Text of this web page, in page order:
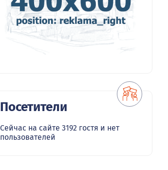
Посетители
Сейчас на сайте 3192 гостя и нет
пользователей